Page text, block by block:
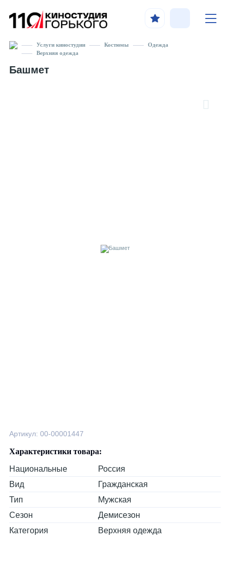
Услуги киностудии Костюмы
Одежда
Верхняя одежда
Башмет
Артикул: 00-00001447
Характеристики товара:
Национальные
Россия
Вид
Гражданская
Тип
Мужская
Сезон
Демисезон
Категория
Верхняя одежда